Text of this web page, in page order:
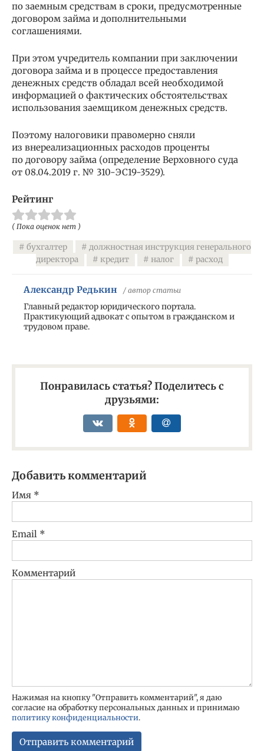
по заемным средствам в сроки, предусмотренные
договором займа и дополнительными
соглашениями.
При этом учредитель компании при заключении
договора займа и в процессе предоставления
денежных средств обладал всей необходимой
информацией о фактических обстоятельствах
использования заемщиком денежных средств.
Поэтому налоговики правомерно сняли
из внереализационных расходов проценты
по договору займа (определение Верховного суда
от 08.04.2019 г. № 310-ЭС19-3529).
Рейтинг
( Пока оценок нет )
бухгалтер
должностная инструкция генерального
директора
кредит налог расход
Александр Редькин / автор статьи
Главный редактор юридического портала.
Практикующий адвокат с опытом в гражданском и
трудовом праве.
Понравилась статья? Поделитесь с
друзьями:
Добавить комментарий
Имя *
Email *
Комментарий
Нажимая на кнопку "Отправить комментарий", я даю
согласие на обработку персональных данных и принимаю
политику конфиденциальности.